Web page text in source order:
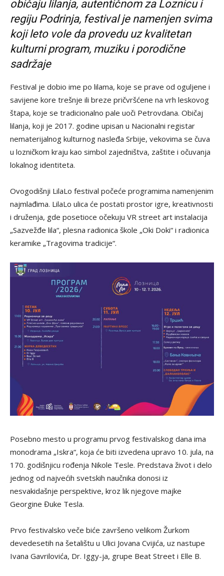
običaju lilanja, autentičnom za Loznicu i
regiju Podrinja, festival je namenjen svima
koji leto vole da provedu uz kvalitetan
kulturni program, muziku i porodične
sadržaje
Festival je dobio ime po lilama, koje se prave od oguljene i
savijene kore trešnje ili breze pričvršćene na vrh leskovog
štapa, koje se tradicionalno pale uoči Petrovdana. Običaj
lilanja, koji je 2017. godine upisan u Nacionalni registar
nematerijalnog kulturnog nasleđa Srbije, vekovima se čuva
u lozničkom kraju kao simbol zajedništva, zaštite i očuvanja
lokalnog identiteta.
Ovogodišnji LilaLo festival počeće programima namenjenim
najmlađima. LilaLo ulica će postati prostor igre, kreativnosti
i druženja, gde posetioce očekuju VR street art instalacija
„Sazvežđe lila“, plesna radionica škole „Oki Doki“ i radionica
keramike „Tragovima tradicije“.
Posebno mesto u programu prvog festivalskog dana ima
monodrama „Iskra“, koja će biti izvedena upravo 10. jula, na
170. godišnjicu rođenja Nikole Tesle. Predstava život i delo
jednog od najvećih svetskih naučnika donosi iz
nesvakidašnje perspektive, kroz lik njegove majke
Georgine Đuke Tesla.
Prvo festivalsko veče biće završeno velikom Žurkom
devedesetih na šetalištu u Ulici Jovana Cvijića, uz nastupe
Ivana Gavrilovića, Dr. Iggy-ja, grupe Beat Street i Elle B.